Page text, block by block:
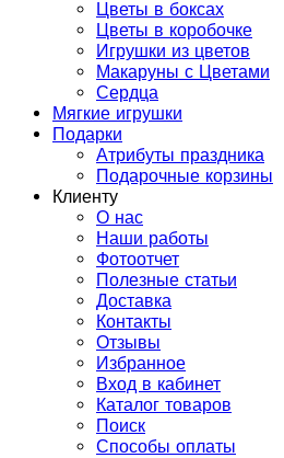
Цветы в боксах
Цветы в коробочке
Игрушки из цветов
Макаруны с Цветами
Сердца
Мягкие игрушки
Подарки
Атрибуты праздника
Подарочные корзины
Клиенту
О нас
Наши работы
Фотоотчет
Полезные статьи
Доставка
Контакты
Отзывы
Избранное
Вход в кабинет
Каталог товаров
Поиск
Способы оплаты